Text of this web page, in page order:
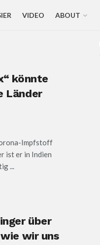
VIDEO ABOUT
könnte
Länder
Impfstoff
ist er in Indien
...
über
wir uns